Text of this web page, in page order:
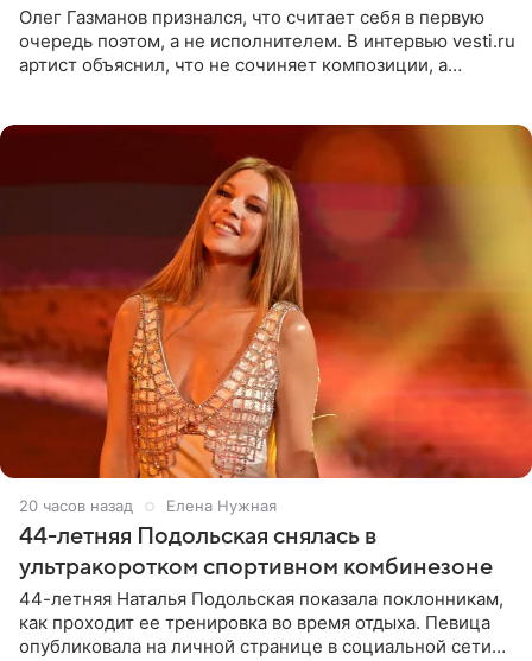
Олег Газманов признался, что считает себя в первую
очередь поэтом, а не исполнителем. В интервью vesti.ru
артист объяснил, что не сочиняет композиции, а
20 часов назад Елена Нужная
44-летняя Подольская снялась в
ультракоротком спортивном комбинезоне
44-летняя Наталья Подольская показала поклонникам,
как проходит ее тренировка во время отдыха. Певица
опубликовала на личной странице в социальной сети